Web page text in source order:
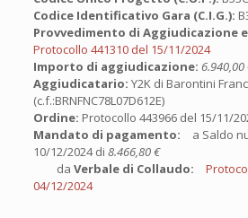
Codice Identificativo Gara (C.I.G.):
Provvedimento di Aggiudicazione
Protocollo 441310 del 15/11/2024
Importo di aggiudicazione: 6.940,00
Aggiudicatario: Y2K di Barontini
(c.f.:BRNFNC78L07D612E)
Ordine: Protocollo 443966 del 15/11/
Mandato di pagamento: a Saldo
10/12/2024 di 8.466,80 €
da Verbale di Collaudo:
04/12/2024